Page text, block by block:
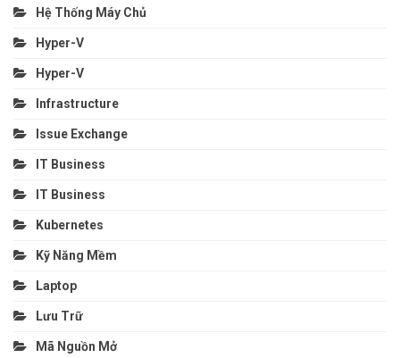
Hệ Thống Máy Chủ
Hyper-V
Hyper-V
Infrastructure
Issue Exchange
IT Business
IT Business
Kubernetes
Kỹ Năng Mềm
Laptop
Lưu Trữ
Mã Nguồn Mở